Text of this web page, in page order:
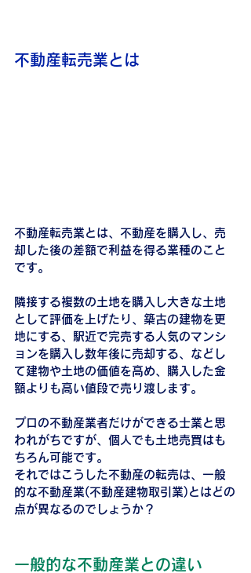
不動産転売業とは
不動産転売業とは、不動産を購入し、売
却した後の差額で利益を得る業種のこと
です。
隣接する複数の土地を購入し大きな土地
として評価を上げたり、築古の建物を更
地にする、駅近で完売する人気のマンシ
ョンを購入し数年後に売却する、などし
て建物や土地の価値を高め、購入した金
額よりも高い値段で売り渡します。
プロの不動産業者だけができる士業と思
われがちですが、個人でも土地売買はも
ちろん可能です。
それではこうした不動産の転売は、一般
的な不動産業(不動産建物取引業)とはどの
点が異なるのでしょうか？
一般的な不動産業との違い